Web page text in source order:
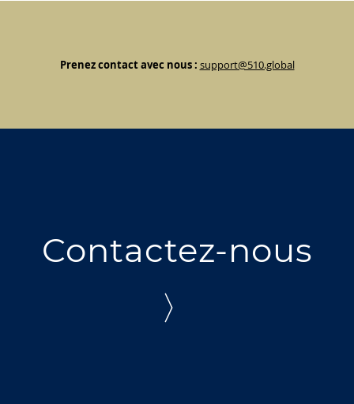
Prenez contact avec nous : support@510.global
Contactez-nous
〉